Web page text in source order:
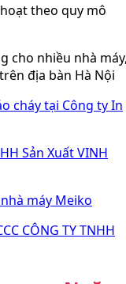
theo quy mô
cho nhiều nhà
địa bàn Hà Nội
cháy tại Công ty In
Sản Xuất VINH
máy Meiko
CÔNG TY TNHH